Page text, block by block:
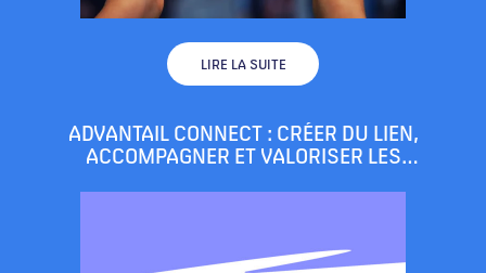
LIRE LA SUITE
ADVANTAIL CONNECT : CRÉER DU LIEN,
ACCOMPAGNER ET VALORISER LES